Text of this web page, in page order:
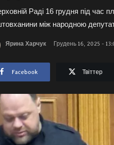
Раді 16 грудня під час
між народною
Ярина Харчук Грудень 16, 2025 -
Facebook Твіттер